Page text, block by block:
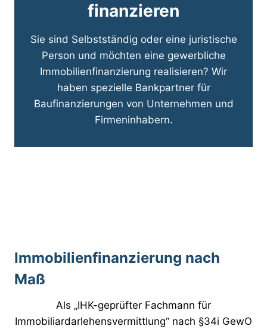
finanzieren
Sie sind Selbstständig oder eine juristische
Person und möchten eine gewerbliche
Immobilienfinanzierung realisieren? Wir
haben spezielle Bankpartner für
Baufinanzierungen von Unternehmen und
Firmeninhabern.
Immobilienfinanzierung nach
Maß
Als „IHK-geprüfter Fachmann für
Immobiliardarlehensvermittlung“ nach §34i GewO